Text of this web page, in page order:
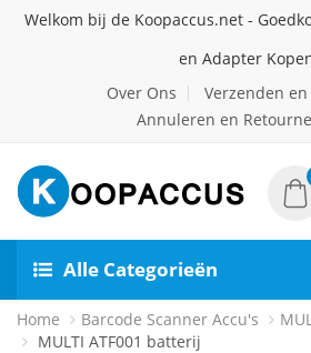
Welkom bij de Koopaccus.net -
en Adapter
Over Ons
Verzenden
Annuleren en
Alle Categorieën
Home Barcode Scanner Accu's
MULTI ATF001 batterij